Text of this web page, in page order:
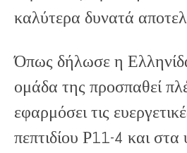
καλύτερα δυνατά
Όπως δήλωσε η
ομάδα της προσπαθεί
εφαρμόσει τις
πεπτιδίου Ρ11-4 και